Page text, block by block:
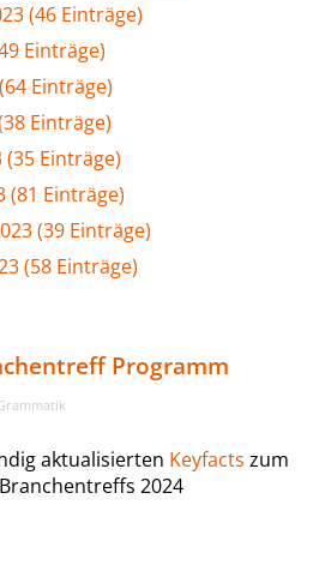
(46 Einträge)
Einträge)
Einträge)
Einträge)
Einträge)
(81 Einträge)
(39 Einträge)
(58 Einträge)
Programm
aktualisierten Keyfacts zum
2024